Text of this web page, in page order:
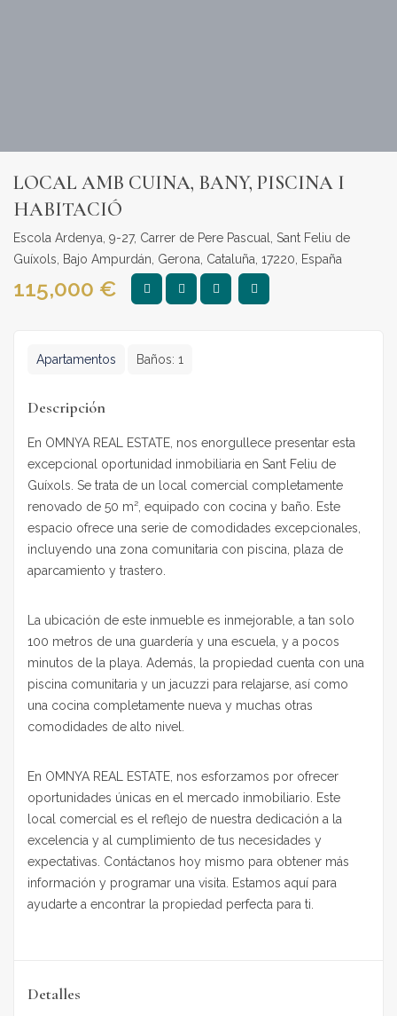
LOCAL AMB CUINA, BANY, PISCINA I
HABITACIÓ
Escola Ardenya, 9-27, Carrer de Pere Pascual, Sant Feliu de
Guíxols, Bajo Ampurdán, Gerona, Cataluña, 17220, España
115,000 €
Apartamentos Baños: 1
Descripción
En OMNYA REAL ESTATE, nos enorgullece presentar esta
excepcional oportunidad inmobiliaria en Sant Feliu de
Guíxols. Se trata de un local comercial completamente
renovado de 50 m², equipado con cocina y baño. Este
espacio ofrece una serie de comodidades excepcionales,
incluyendo una zona comunitaria con piscina, plaza de
aparcamiento y trastero.
La ubicación de este inmueble es inmejorable, a tan solo
100 metros de una guardería y una escuela, y a pocos
minutos de la playa. Además, la propiedad cuenta con una
piscina comunitaria y un jacuzzi para relajarse, así como
una cocina completamente nueva y muchas otras
comodidades de alto nivel.
En OMNYA REAL ESTATE, nos esforzamos por ofrecer
oportunidades únicas en el mercado inmobiliario. Este
local comercial es el reflejo de nuestra dedicación a la
excelencia y al cumplimiento de tus necesidades y
expectativas. Contáctanos hoy mismo para obtener más
información y programar una visita. Estamos aquí para
ayudarte a encontrar la propiedad perfecta para ti.
Detalles